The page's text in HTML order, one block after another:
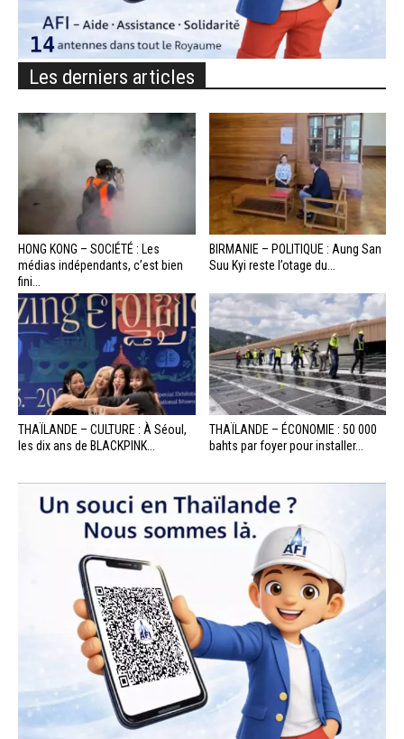
Les derniers articles
HONG KONG – SOCIÉTÉ : Les
médias indépendants, c’est bien
fini...
BIRMANIE – POLITIQUE : Aung San
Suu Kyi reste l’otage du...
THAÏLANDE – CULTURE : À Séoul,
les dix ans de BLACKPINK...
THAÏLANDE – ÉCONOMIE : 50 000
bahts par foyer pour installer...